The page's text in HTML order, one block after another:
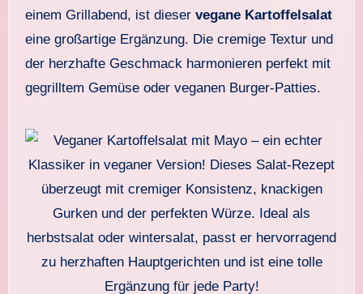
einem Grillabend, ist dieser vegane Kartoffelsalat
eine großartige Ergänzung. Die cremige Textur und
der herzhafte Geschmack harmonieren perfekt mit
gegrilltem Gemüse oder veganen Burger-Patties.